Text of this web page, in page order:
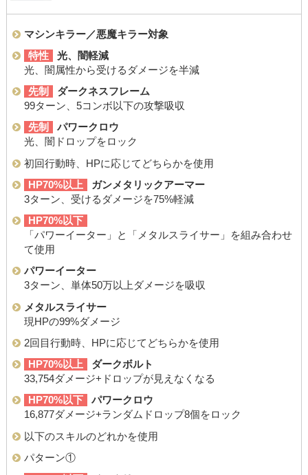
マシンキラー／悪魔キラー対象
特性
光、闇軽減
光、闇属性から受けるダメージを半減
先制
ダークネスフレーム
99ターン、5コンボ以下の攻撃吸収
先制
パワークロウ
光、闇ドロップをロック
初回行動時、HPに応じてどちらかを使用
HP70%以上
ガンメタリックアーマー
3ターン、受けるダメージを75%軽減
HP70%以下
「パワーイーター」と「メタルスライサー」を組み合わせ
て使用
パワーイーター
3ターン、単体50万以上ダメージを吸収
メタルスライサー
現HPの99%ダメージ
2回目行動時、HPに応じてどちらかを使用
HP70%以上
ダークボルト
33,754ダメージ+ドロップが見えなくなる
HP70%以下
パワークロウ
16,877ダメージ+ランダムドロップ8個をロック
以下のスキルのどれかを使用
パターン①